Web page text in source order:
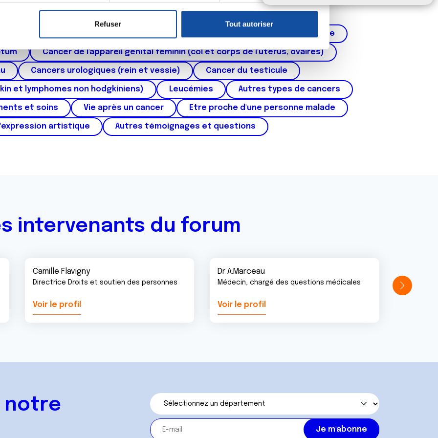
ou retirer votre consentement à tout moment à partir de la déclaration sur les cookies.
de publicité et d'analyse, qui peuvent combiner celles-ci avec d'autres informations que
ont collectées lors de votre utilisation de leurs services.
Refuser Tout autoriser
et des voies respiratoires Cancer de la prostate
Cancer de l'appareil génital féminin (col et corps de l'utérus, ovaires)
Cancers urologiques (rein et vessie) Cancer du testicule
et lymphomes non hodgkiniens) Leucémies Autres types de cancers
et soins Vie après un cancer Etre proche d'une personne malade
artistique Autres témoignages et questions
intervenants du forum
Camille Flavigny
Directrice Droits et soutien des personnes
Voir le profil
Dr A.Marceau
Médecin, chargé des questions médicales
Voir le profil
notre